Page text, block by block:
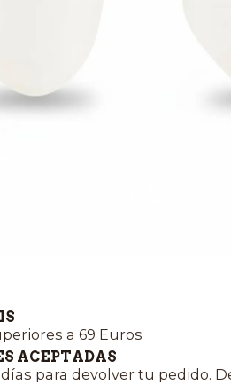
a 69 Euros
ACEPTADAS
para devolver tu pedido.